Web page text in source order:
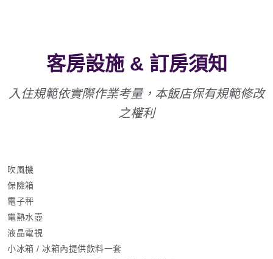
客房設施 & 訂房須知
入住規範依實際作業考量，本飯店保有規範修改
之權利
吹風機
保險箱
電子秤
電熱水壺
液晶電視
小冰箱 / 冰箱內提供飲料一套